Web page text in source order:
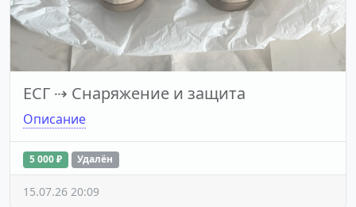
ЕСГ ⇢ Снаряжение и защита
Описание
5 000 ₽ Удалён
15.07.26 20:09